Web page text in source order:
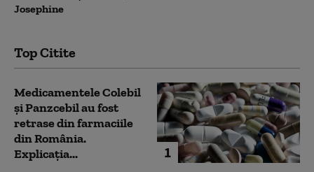
Josephine
Top Citite
1
Medicamentele Colebil
și Panzcebil au fost
retrase din farmaciile
din România.
Explicația...